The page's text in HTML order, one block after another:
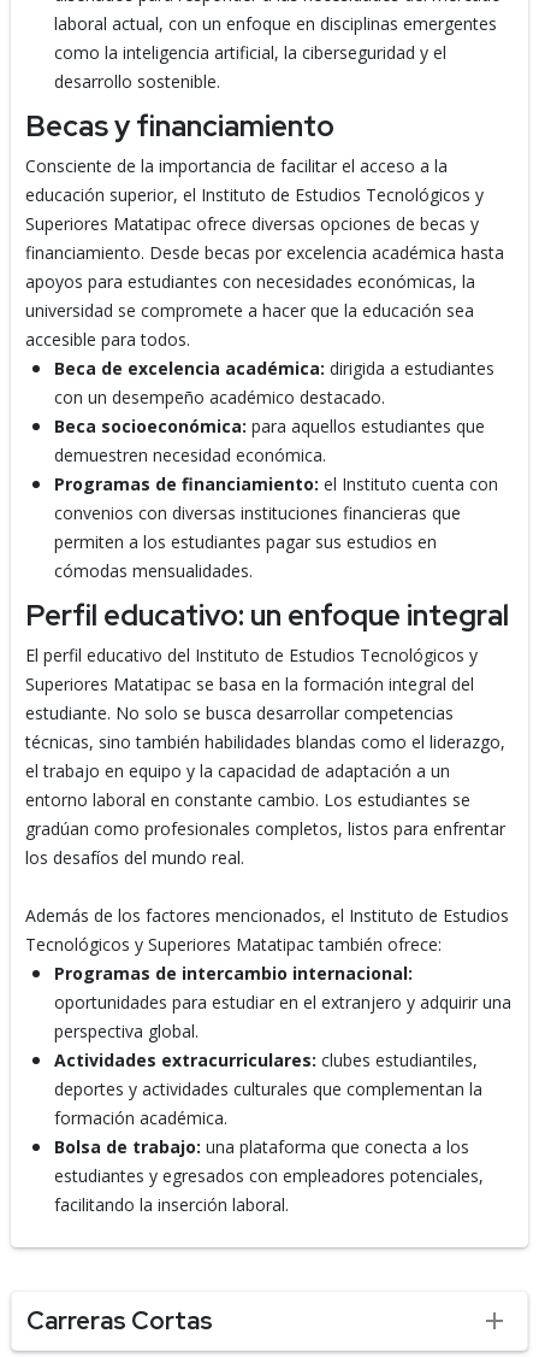
laboral actual, con un enfoque en disciplinas emergentes
como la inteligencia artificial, la ciberseguridad y el
desarrollo sostenible.
Becas y financiamiento
Consciente de la importancia de facilitar el acceso a la
educación superior, el Instituto de Estudios Tecnológicos y
Superiores Matatipac ofrece diversas opciones de becas y
financiamiento. Desde becas por excelencia académica hasta
apoyos para estudiantes con necesidades económicas, la
universidad se compromete a hacer que la educación sea
accesible para todos.
Beca de excelencia académica: dirigida a estudiantes
con un desempeño académico destacado.
Beca socioeconómica: para aquellos estudiantes que
demuestren necesidad económica.
Programas de financiamiento: el Instituto cuenta con
convenios con diversas instituciones financieras que
permiten a los estudiantes pagar sus estudios en
cómodas mensualidades.
Perfil educativo: un enfoque integral
El perfil educativo del Instituto de Estudios Tecnológicos y
Superiores Matatipac se basa en la formación integral del
estudiante. No solo se busca desarrollar competencias
técnicas, sino también habilidades blandas como el liderazgo,
el trabajo en equipo y la capacidad de adaptación a un
entorno laboral en constante cambio. Los estudiantes se
gradúan como profesionales completos, listos para enfrentar
los desafíos del mundo real.
Además de los factores mencionados, el Instituto de Estudios
Tecnológicos y Superiores Matatipac también ofrece:
Programas de intercambio internacional:
oportunidades para estudiar en el extranjero y adquirir una
perspectiva global.
Actividades extracurriculares: clubes estudiantiles,
deportes y actividades culturales que complementan la
formación académica.
Bolsa de trabajo: una plataforma que conecta a los
estudiantes y egresados con empleadores potenciales,
facilitando la inserción laboral.
Carreras Cortas